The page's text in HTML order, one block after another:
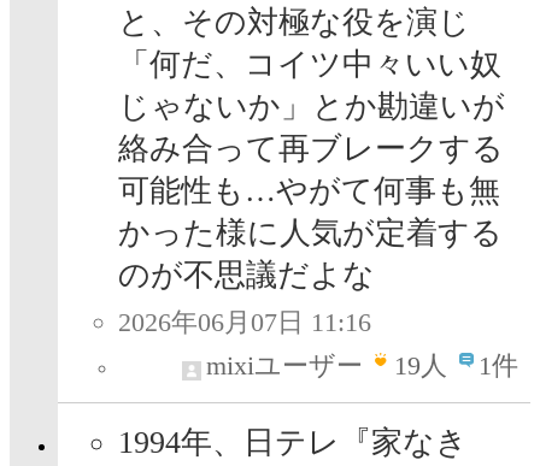
と、その対極な役を演じ
「何だ、コイツ中々いい奴
じゃないか」とか勘違いが
絡み合って再ブレークする
可能性も…やがて何事も無
かった様に人気が定着する
のが不思議だよな
2026年06月07日 11:16
mixiユーザー
19人 1件
1994年、日テレ『家なき